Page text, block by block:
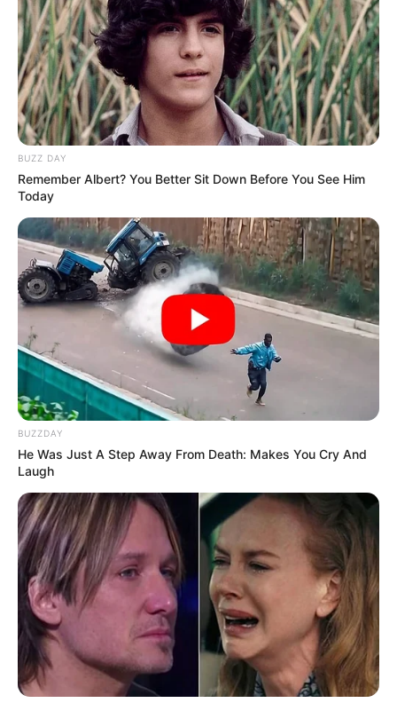
-ad4
VEJA TAMBÉM
🧊 NETFLIX:10 melhores doramas para assistir agora
🧊K-Drama: Os 10 melhores doramas de 2025
Além do Direito: dorama jurídico conquista fãs no Brasil
Fonte:JASB com informações do Portal Recreio
Edição Geral: JASB.
Encaminhamento de denúncia ao JASB:
O jornalismo do JASB.com.br precisa de você para continuar
marcando ponto na vida das pessoas.
Compartilhe as nossas
notícias em suas redes sociais!
BUZZ DAY
Remember Albert? You Better Sit Down Before You See Him
Today
BUZZDAY
He Was Just A Step Away From Death: Makes You Cry And
Laugh